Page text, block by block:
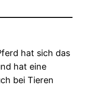
hat sich das
hat eine
bei Tieren